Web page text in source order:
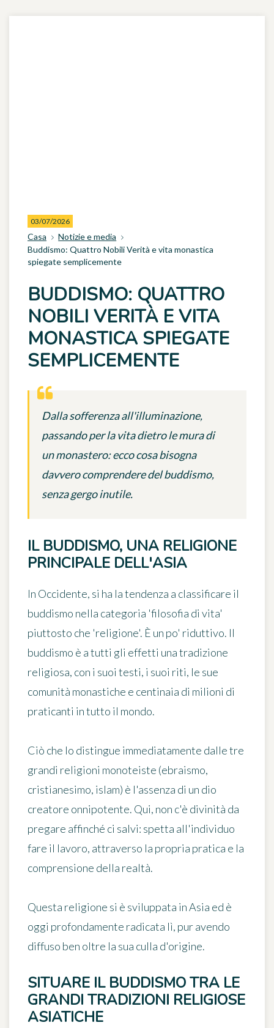
03/07/2026
Casa
Notizie e media
Buddismo: Quattro Nobili Verità e vita monastica
spiegate semplicemente
BUDDISMO: QUATTRO
NOBILI VERITÀ E VITA
MONASTICA SPIEGATE
SEMPLICEMENTE
Dalla sofferenza all'illuminazione,
passando per la vita dietro le mura di
un monastero: ecco cosa bisogna
davvero comprendere del buddismo,
senza gergo inutile.
IL BUDDISMO, UNA RELIGIONE
PRINCIPALE DELL'ASIA
In Occidente, si ha la tendenza a classificare il
buddismo nella categoria 'filosofia di vita'
piuttosto che 'religione'. È un po' riduttivo. Il
buddismo è a tutti gli effetti una tradizione
religiosa, con i suoi testi, i suoi riti, le sue
comunità monastiche e centinaia di milioni di
praticanti in tutto il mondo.
Ciò che lo distingue immediatamente dalle tre
grandi religioni monoteiste (ebraismo,
cristianesimo, islam) è l'assenza di un dio
creatore onnipotente. Qui, non c'è divinità da
pregare affinché ci salvi: spetta all'individuo
fare il lavoro, attraverso la propria pratica e la
comprensione della realtà.
Questa religione si è sviluppata in Asia ed è
oggi profondamente radicata lì, pur avendo
diffuso ben oltre la sua culla d'origine.
SITUARE IL BUDDISMO TRA LE
GRANDI TRADIZIONI RELIGIOSE
ASIATICHE